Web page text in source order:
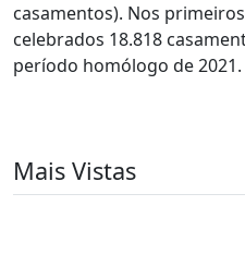
casamentos). Nos
celebrados 18.818
período homólogo de 2021.
Mais Vistas